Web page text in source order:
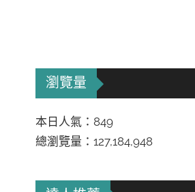
瀏覽量
本日人氣：849
總瀏覽量：127,184,948